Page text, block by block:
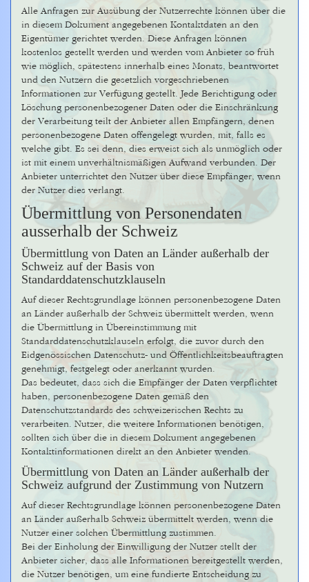
Alle Anfragen zur Ausübung der Nutzerrechte können über die
in diesem Dokument angegebenen Kontaktdaten an den
Eigentümer gerichtet werden. Diese Anfragen können
kostenlos gestellt werden und werden vom Anbieter so früh
wie möglich, spätestens innerhalb eines Monats, beantwortet
und den Nutzern die gesetzlich vorgeschriebenen
Informationen zur Verfügung gestellt. Jede Berichtigung oder
Löschung personenbezogener Daten oder die Einschränkung
der Verarbeitung teilt der Anbieter allen Empfängern, denen
personenbezogene Daten offengelegt wurden, mit, falls es
welche gibt. Es sei denn, dies erweist sich als unmöglich oder
ist mit einem unverhältnismäßigen Aufwand verbunden. Der
Anbieter unterrichtet den Nutzer über diese Empfänger, wenn
der Nutzer dies verlangt.
Übermittlung von Personendaten
ausserhalb der Schweiz
Übermittlung von Daten an Länder außerhalb der
Schweiz auf der Basis von
Standarddatenschutzklauseln
Auf dieser Rechtsgrundlage können personenbezogene Daten
an Länder außerhalb der Schweiz übermittelt werden, wenn
die Übermittlung in Übereinstimmung mit
Standarddatenschutzklauseln erfolgt, die zuvor durch den
Eidgenössischen Datenschutz- und Öffentlichkeitsbeauftragten
genehmigt, festgelegt oder anerkannt wurden.
Das bedeutet, dass sich die Empfänger der Daten verpflichtet
haben, personenbezogene Daten gemäß den
Datenschutzstandards des schweizerischen Rechts zu
verarbeiten. Nutzer, die weitere Informationen benötigen,
sollten sich über die in diesem Dokument angegebenen
Kontaktinformationen direkt an den Anbieter wenden.
Übermittlung von Daten an Länder außerhalb der
Schweiz aufgrund der Zustimmung von Nutzern
Auf dieser Rechtsgrundlage können personenbezogene Daten
an Länder außerhalb Schweiz übermittelt werden, wenn die
Nutzer einer solchen Übermittlung zustimmen.
Bei der Einholung der Einwilligung der Nutzer stellt der
Anbieter sicher, dass alle Informationen bereitgestellt werden,
die Nutzer benötigen, um eine fundierte Entscheidung zu